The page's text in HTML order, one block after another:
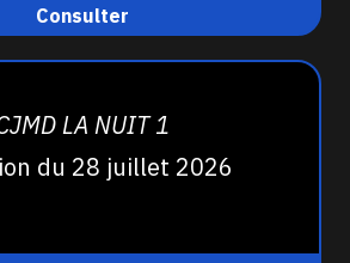
Consulter
LA NUIT 1
du 28 juillet 2026